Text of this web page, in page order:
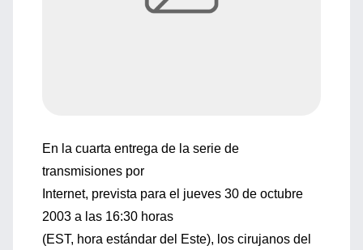
En la cuarta entrega de la serie de
transmisiones por
Internet, prevista para el jueves 30 de octubre
2003 a las 16:30 horas
(EST, hora estándar del Este), los cirujanos del